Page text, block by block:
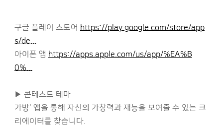
구글 플레이 스토어 https://play.google.com/store/app
s/de...
아이폰 앱 https://apps.apple.com/us/app/%EA%B
0%...
▶ 콘테스트 테마
가방' 앱을 통해 자신의 가창력과 재능을 보여줄 수 있는 크
리에이터를 찾습니다.